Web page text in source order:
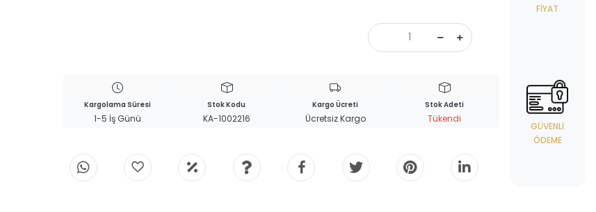
Kargolama Süresi
1-5 İş Günü
Stok Kodu
KA-1002216
Kargo Ücreti
Ücretsiz Kargo
Stok Adeti
Tükendi
FIYAT
GÜVENLI
ÖDEME